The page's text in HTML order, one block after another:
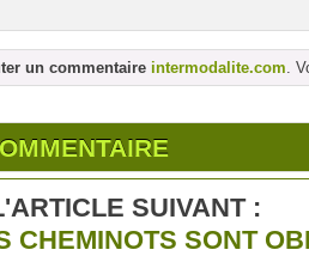
un commentaire intermodalite.com.
SUIVANT :
CHEMINOTS SONT